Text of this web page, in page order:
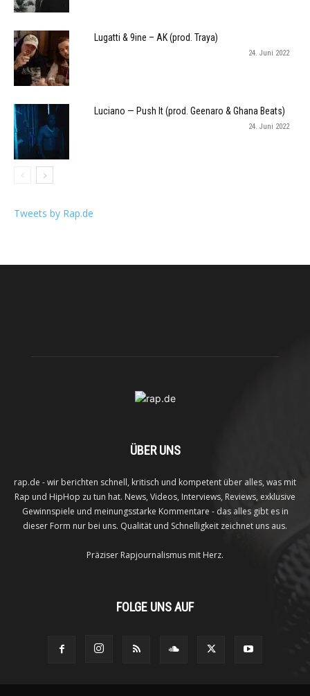
Lugatti & 9ine – AK (prod. Traya)
24. Juni 2022
Luciano — Push It (prod. Geenaro & Ghana Beats)
24. Juni 2022
Tweets by Rap.de
ÜBER UNS
rap.de - wir berichten schnell, kritisch und kompetent über alles, was mit
Rap und HipHop zu tun hat. News, Videos, Interviews, Reviews, exklusive
Gewinnspiele und meinungsstarke Kommentare - das alles gibt es in
dieser Form nur bei uns. Qualität und Schnelligkeit zeichnet uns aus.
Präziser Rapjournalismus mit Herz.
FOLGE UNS AUF